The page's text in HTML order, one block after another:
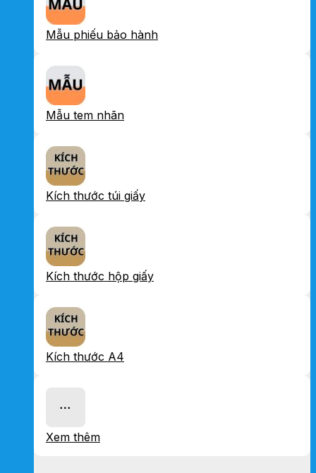
Mẫu phiếu bảo hành
Mẫu tem nhãn
Kích thước túi giấy
Kích thước hộp giấy
Kích thước A4
Xem thêm